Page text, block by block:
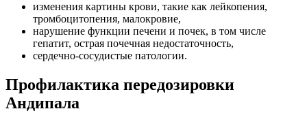
изменения картины крови, такие как лейкопения,
тромбоцитопения, малокровие,
нарушение функции печени и почек, в том числе
гепатит, острая почечная недостаточность,
сердечно-сосудистые патологии.
Профилактика передозировки
Андипала